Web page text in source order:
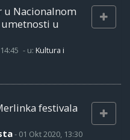
u Nacionalnom
u
- u: Kultura i
festivala
- 01 Okt 2020, 13:30